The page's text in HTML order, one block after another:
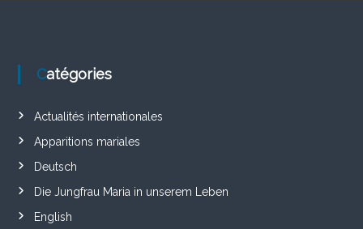
Catégories
Actualités internationales
Apparitions mariales
Deutsch
Die Jungfrau Maria in unserem Leben
English